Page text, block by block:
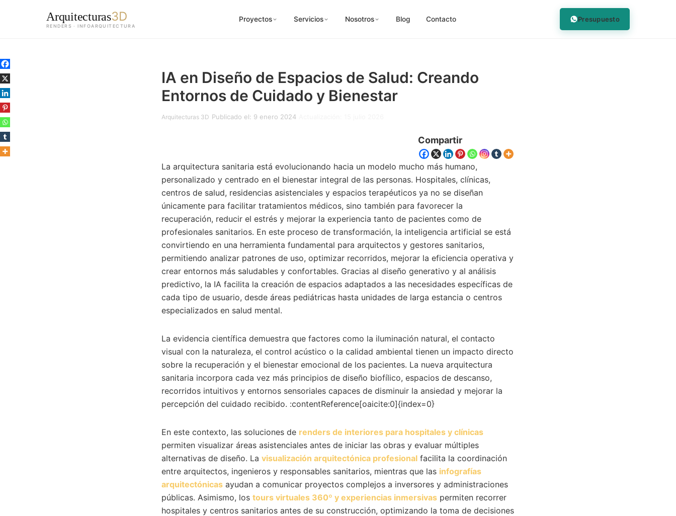
Arquitecturas3D
RENDERS · INFOARQUITECTURA
Proyectos Servicios Nosotros Blog Contacto Presupuesto
al
contenido
principal
IA en Diseño de Espacios de Salud: Creando
Entornos de Cuidado y Bienestar
Arquitecturas 3D Publicado el: 9 enero 2024
Compartir
La arquitectura sanitaria está evolucionando hacia un modelo mucho más humano,
personalizado y centrado en el bienestar integral de las personas. Hospitales, clínicas,
centros de salud, residencias asistenciales y espacios terapéuticos ya no se diseñan
únicamente para facilitar tratamientos médicos, sino también para favorecer la
recuperación, reducir el estrés y mejorar la experiencia tanto de pacientes como de
profesionales sanitarios. En este proceso de transformación, la inteligencia artificial se está
convirtiendo en una herramienta fundamental para arquitectos y gestores sanitarios,
permitiendo analizar patrones de uso, optimizar recorridos, mejorar la eficiencia operativa y
crear entornos más saludables y confortables. Gracias al diseño generativo y al análisis
predictivo, la IA facilita la creación de espacios adaptados a las necesidades específicas de
cada tipo de usuario, desde áreas pediátricas hasta unidades de larga estancia o centros
especializados en salud mental.
La evidencia científica demuestra que factores como la iluminación natural, el contacto
visual con la naturaleza, el control acústico o la calidad ambiental tienen un impacto directo
sobre la recuperación y el bienestar emocional de los pacientes. La nueva arquitectura
sanitaria incorpora cada vez más principios de diseño biofílico, espacios de descanso,
recorridos intuitivos y entornos sensoriales capaces de disminuir la ansiedad y mejorar la
percepción del cuidado recibido. :contentReference[oaicite:0]{index=0}
En este contexto, las soluciones de renders de interiores para hospitales y clínicas
permiten visualizar áreas asistenciales antes de iniciar las obras y evaluar múltiples
alternativas de diseño. La visualización arquitectónica profesional facilita la coordinación
entre arquitectos, ingenieros y responsables sanitarios, mientras que las infografías
arquitectónicas ayudan a comunicar proyectos complejos a inversores y administraciones
públicas. Asimismo, los tours virtuales 360º y experiencias inmersivas permiten recorrer
hospitales y centros sanitarios antes de su construcción, optimizando la toma de decisiones